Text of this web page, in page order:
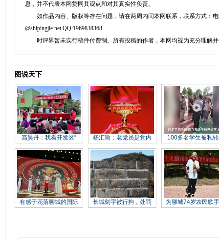
息，并不代表本网赞同其观点和对其真实性负责。
如作品内容、版权等存在问题，请在两周内同本网联系，联系方式：电
@shipingjie.net QQ:1969838368
时评界暂未实行稿件付费制。所有投稿的作者，本网均视为充分理解并
图说天下
高昊丹：我看开发区“ 杨汇瑜：老党员是党内 100多名学生被私
有感于花落聊城的国际 长城刻字被行拘，处罚 为聊城74岁农民歌